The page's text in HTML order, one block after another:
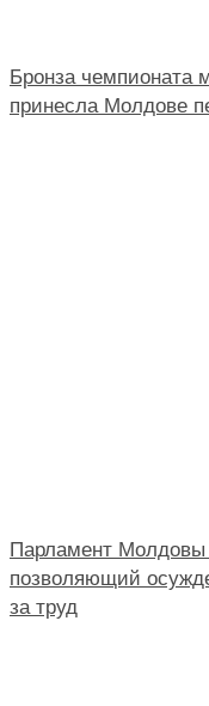
Бронза чемпионата
принесла Молдове
Парламент Молдовы
позволяющий
за труд